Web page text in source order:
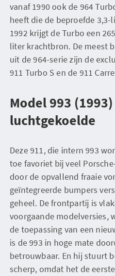
vanaf 1990 ook de 964
heeft die de beproefde
1992 krijgt de Turbo een
liter krachtbron. De meest
uit de 964-serie zijn de
911 Turbo S en de 911
Model 993
luchtgekoelde
Deze 911, die intern 993
toe favoriet bij veel
door de opvallend fraaie
geïntegreerde bumpers
geheel. De frontpartij is
voorgaande modelversies,
de toepassing van een
is de 993 in hoge mate
betrouwbaar. En hij stuurt
scherp, omdat het de